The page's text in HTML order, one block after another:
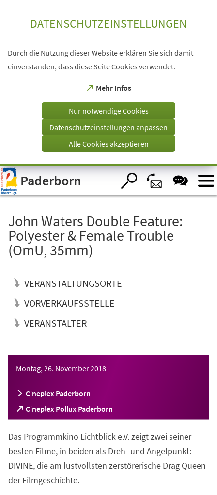
Visuelle
Assistenzsoftware
öffnen.
DATENSCHUTZEINSTELLUNGEN
Durch die Nutzung dieser Website erklären Sie sich damit
einverstanden, dass diese Seite Cookies verwendet.
Mehr Infos
(Öffnet
einem
Tab)
Nur notwendige Cookies
Datenschutzeinstellungen anpassen
Alle Cookies akzeptieren
Paderborn
John Waters Double Feature:
Polyester & Female Trouble
(OmU, 35mm)
VERANSTALTUNGSORTE
VORVERKAUFSSTELLE
VERANSTALTER
Montag, 26. November 2018
Cineplex Paderborn
Cineplex Pollux Paderborn
(Öffnet
in
neuen
Tab)
Das Programmkino Lichtblick e.V. zeigt zwei seiner
besten Filme, in beiden als Dreh- und Angelpunkt:
DIVINE, die am lustvollsten zerstörerische Drag Queen
der Filmgeschichte.